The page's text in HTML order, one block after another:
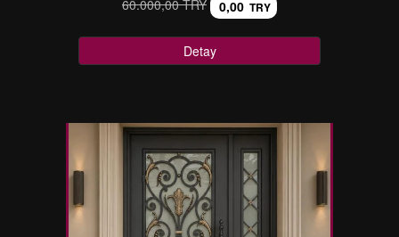
60.000,00 TRY 0,00 TRY
Detay